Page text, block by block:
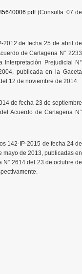
(Consulta: 07 de
2012de fecha25 de abril de
de Cartagena N° 2233
Prejudicial N°
publicada en la Gaceta
12 de noviembre de 2014.
de fecha 23 de septiembre
Acuerdo de Cartagena N°
142-IP-2015 de fecha 24 de
mayo de 2013, publicadas en
N° 2614 del 23 de octubre de